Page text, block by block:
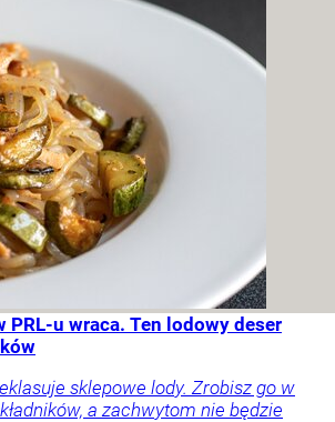
PRL-u wraca. Ten lodowy deser
sklepowe lody. Zrobisz go w
a zachwytom nie będzie